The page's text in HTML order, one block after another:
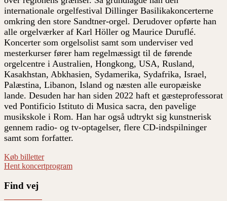
internationale orgelfestival Dillinger Basilikakoncerterne
omkring den store Sandtner-orgel. Derudover opførte han
alle orgelværker af Karl Höller og Maurice Duruflé.
Koncerter som orgelsolist samt som underviser ved
mesterkurser fører ham regelmæssigt til de førende
orgelcentre i Australien, Hongkong, USA, Rusland,
Kasakhstan, Abkhasien, Sydamerika, Sydafrika, Israel,
Palæstina, Libanon, Island og næsten alle europæiske
lande. Desuden har han siden 2022 haft et gæsteprofessorat
ved Pontificio Istituto di Musica sacra, den pavelige
musikskole i Rom. Han har også udtrykt sig kunstnerisk
gennem radio- og tv-optagelser, flere CD-indspilninger
samt som forfatter.
Køb billetter
Hent koncertprogram
Find vej